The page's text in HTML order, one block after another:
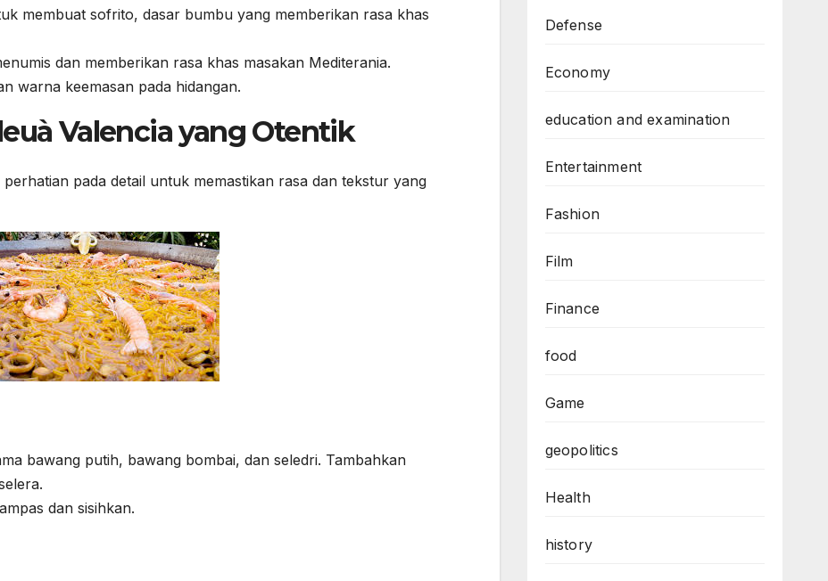
membuat sofrito, dasar bumbu yang memberikan rasa khas
dan memberikan rasa khas masakan Mediterania.
warna keemasan pada hidangan.
Valencia yang Otentik
pada detail untuk memastikan rasa dan tekstur yang
bawang putih, bawang bombai, dan seledri. Tambahkan
dan sisihkan.
Defense
Economy
education and examination
Entertainment
Fashion
Film
Finance
food
Game
geopolitics
Health
history